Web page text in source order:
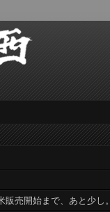
売開始まで、あと少し。